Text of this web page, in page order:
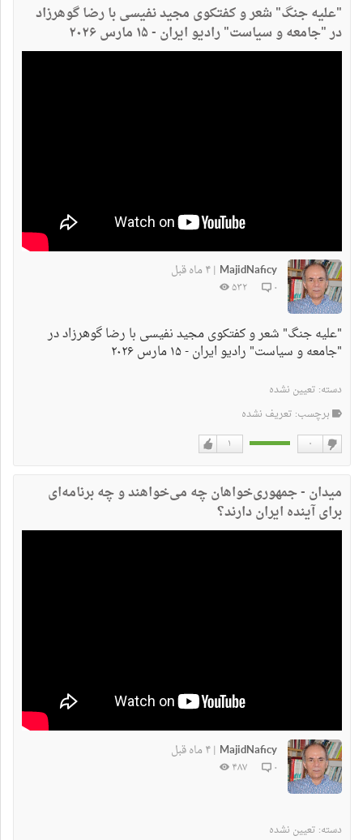
"علیه جنگ" شعر و کفتکوی مجید نفیسی با رضا گوهرزاد
در "جامعه و سیاست" رادیو ایران - ۱۵ مارس ۲۰۲۶
MajidNaficy
|۴ ماه قبل
۰ ۵۳۲
"علیه جنگ" شعر و کفتکوی مجید نفیسی با رضا گوهرزاد در
"جامعه و سیاست" رادیو ایران - ۱۵ مارس ۲۰۲۶
دسته: تعیین نشده
برچسب: تعریف نشده
۱ ۰
میدان - جمهوری‌خواهان چه می‌خواهند و چه برنامه‌ای
برای آینده ایران دارند؟
MajidNaficy
|۴ ماه قبل
۰ ۴۸۷
دسته: تعیین نشده